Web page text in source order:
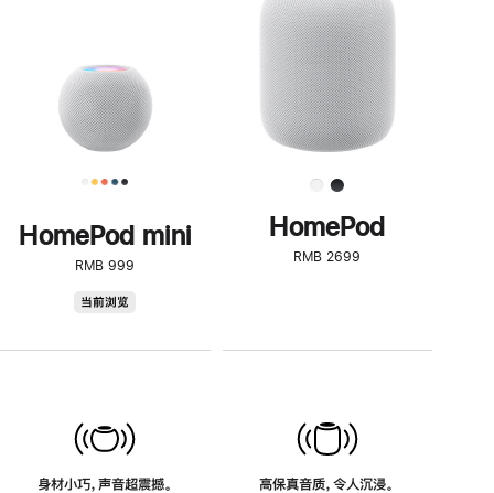
HomePod mini
RMB 999
当前浏览
身材小巧，声音超震撼。
了
解
HomePod<
HomePod
RMB 2699
高保真音质，令人沉浸。